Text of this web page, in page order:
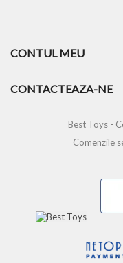
CONTUL MEU
CONTACTEAZA-NE
Best Toys -
Comenzile